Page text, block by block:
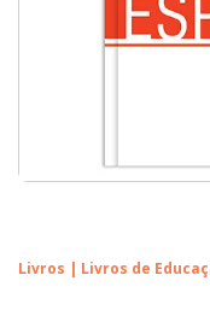
Livros | Livros de